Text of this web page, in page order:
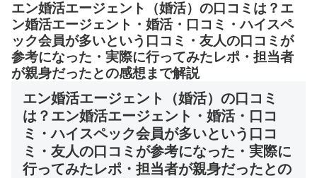
エン婚活エージェント（婚活）の口コミは？エ
ン婚活エージェント・婚活・口コミ・ハイスペ
ック会員が多いという口コミ・友人の口コミが
参考になった・実際に行ってみたレポ・担当者
が親身だったとの感想まで解説
エン婚活エージェント（婚活）の口コミ
は？エン婚活エージェント・婚活・口コ
ミ・ハイスペック会員が多いという口コ
ミ・友人の口コミが参考になった・実際に
行ってみたレポ・担当者が親身だったとの